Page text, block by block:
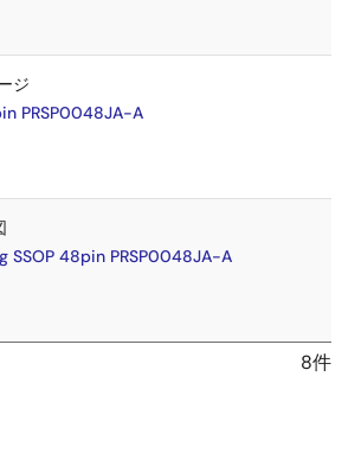
ジ
PRSP0048JA-A
SSOP 48pin PRSP0048JA-A
8件